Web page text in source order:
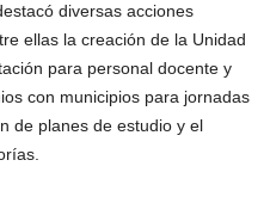
diversas acciones
ellas la creación de la Unidad
para personal docente y
con municipios para jornadas
de planes de estudio y el